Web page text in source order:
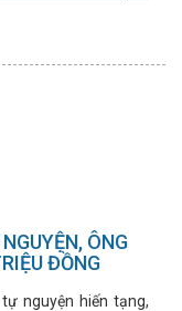
năng đã ra quyết
ÔNG
ĐỒNG
nguyện hiến tạng,